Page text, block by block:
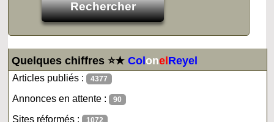
Quelques chiffres ⭐★ColonelReyel
Articles publiés : 4377
Annonces en attente : 90
Sites réformés : 1072